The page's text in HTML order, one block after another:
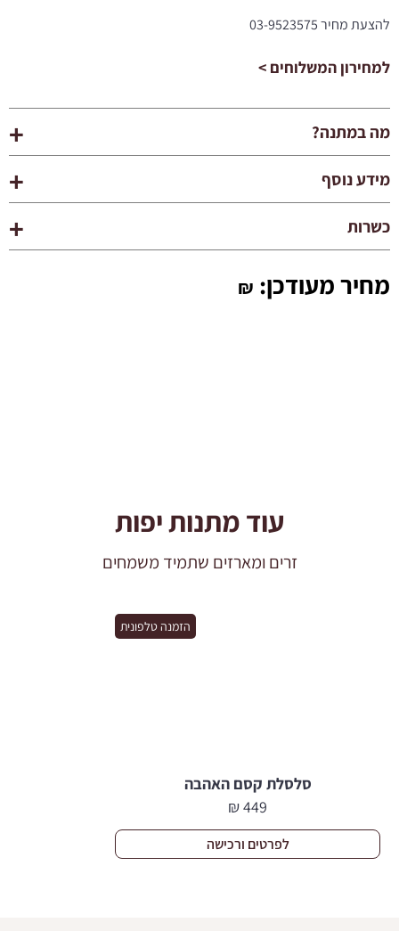
להצעת מחיר 03-9523575
למחירון המשלוחים >
מה במתנה?
מידע נוסף
כשרות
מחיר מעודכן: ₪
עוד מתנות יפות
זרים ומארזים שתמיד משמחים
הזמנה טלפונית
סלסלת קסם האהבה
449
₪
לפרטים ורכישה